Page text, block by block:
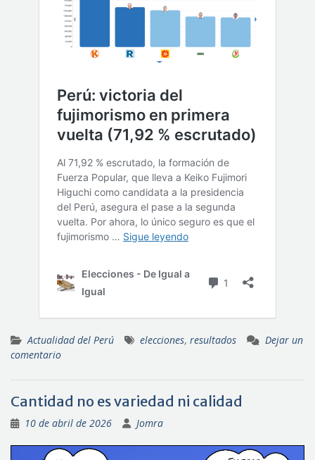
Actualidad del Perú elecciones, resultados
Dejar un
comentario
Cantidad no es variedad ni calidad
10 de abril de 2026 Jomra